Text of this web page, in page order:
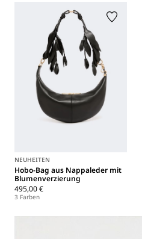
NEUHEITEN
Hobo-Bag aus Nappaleder mit
Blumenverzierung
495,00 €
3 Farben